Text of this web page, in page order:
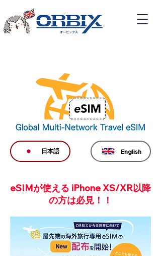
日本語 English
eSIMが使える iPhone XS/XR以降
の方は必見！！